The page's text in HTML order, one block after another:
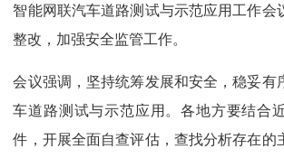
智能网联汽车道路测试与示范应用工作会
整改，加强安全监管工作。
会议强调，坚持统筹发展和安全，稳妥有
车道路测试与示范应用。各地方要结合
件，开展全面自查评估，查找分析存在的